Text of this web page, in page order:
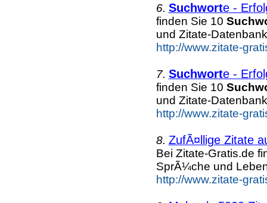
6. Suchworte -
finden Sie 10
und Zitate-
http://www.zitate-
7. Suchworte -
finden Sie 10
und Zitate-
http://www.zitate-
8. ZufÃ¤llige Zitate
Bei Zitate-Gratis.de
SprÃ¼che und
http://www.zitate-